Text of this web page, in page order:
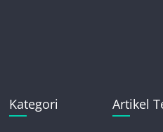
Kategori Artikel